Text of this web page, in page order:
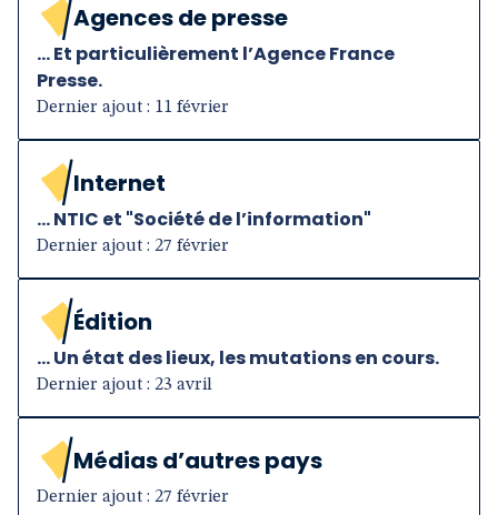
Agences de presse
... Et particulièrement l’Agence France
Presse.
Dernier ajout : 11 février
Internet
... NTIC et "Société de l’information"
Dernier ajout : 27 février
Édition
... Un état des lieux, les mutations en cours.
Dernier ajout : 23 avril
Médias d’autres pays
Dernier ajout : 27 février